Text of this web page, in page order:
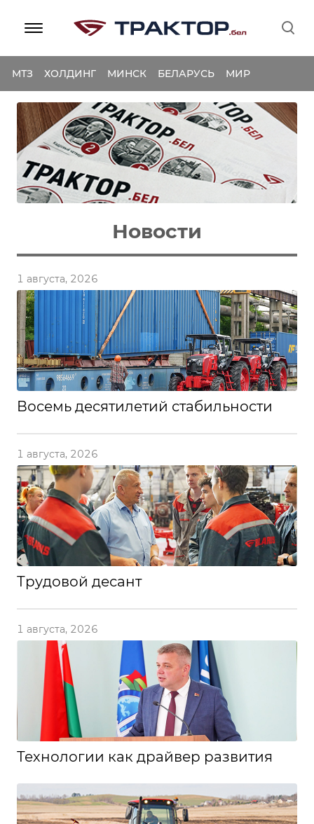
МТЗ ХОЛДИНГ МИНСК БЕЛАРУСЬ МИР
Новости
1 августа, 2026
Восемь десятилетий стабильности
1 августа, 2026
Трудовой десант
1 августа, 2026
Технологии как драйвер развития